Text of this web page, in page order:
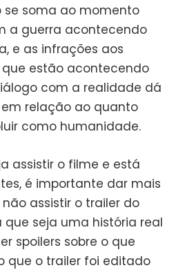
se soma ao momento
a guerra acontecendo
e as infrações aos
estão acontecendo
com a realidade dá
relação ao quanto
como humanidade.
assistir o filme e está
é importante dar mais
assistir o trailer do
que seja uma história real
spoilers sobre o que
que o trailer foi editado